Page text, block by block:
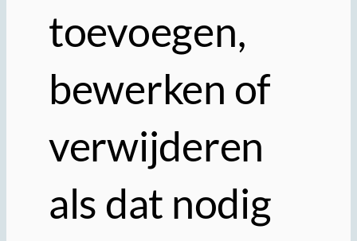
toevoegen,
bewerken of
verwijderen
als dat nodig